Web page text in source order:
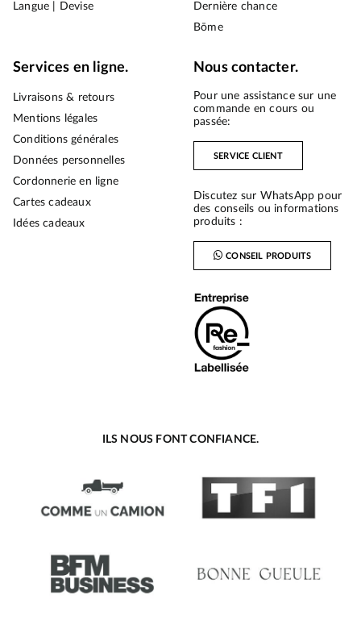
Langue | Devise
Dernière chance
Bōme
Services en ligne.
Livraisons & retours
Mentions légales
Conditions générales
Données personnelles
Cordonnerie en ligne
Cartes cadeaux
Idées cadeaux
Nous contacter.
Pour une assistance sur une
commande en cours ou
passée:
SERVICE CLIENT
Discutez sur WhatsApp pour
des conseils ou informations
produits :
CONSEIL PRODUITS
ILS NOUS FONT CONFIANCE.